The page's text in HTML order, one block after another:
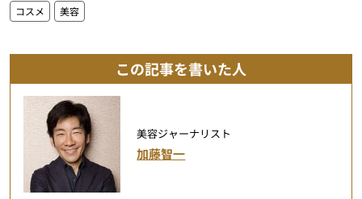
コスメ 美容
この記事を書いた人
美容ジャーナリスト
加藤智一